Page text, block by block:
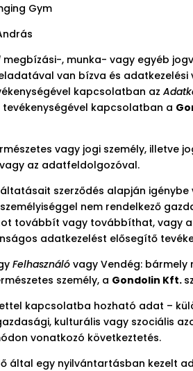
Gym
megbízási-, munka- vagy egyéb
van bízva és
kapcsolatban az
tevékenységével kapcsolatban a
vagy jogi személy, illetve
vagy az adatfeldolgozóval.
szerződés alapján
nem rendelkező
továbbít vagy továbbíthat, vagy
adatkezelést elősegítő
Felhasználóvagy Vendég:
személy, a Gondolin Kft.
kapcsolatba hozható adat –
kulturális vagy szociális
vonatkozó következtetés.
által egy nyilvántartásban kezelt